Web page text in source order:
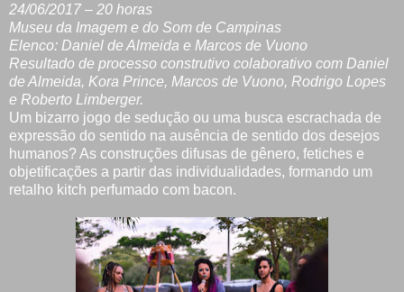
24/06/2017 – 20 horas
Museu da Imagem e do Som de Campinas
Elenco: Daniel de Almeida e Marcos de Vuono
Resultado de processo construtivo colaborativo com Daniel
de Almeida, Kora Prince, Marcos de Vuono, Rodrigo Lopes
e Roberto Limberger.
Um bizarro jogo de sedução ou uma busca escrachada de
expressão do sentido na ausência de sentido dos desejos
humanos? As construções difusas de gênero, fetiches e
objetificações a partir das individualidades, formando um
retalho kitch perfumado com bacon.